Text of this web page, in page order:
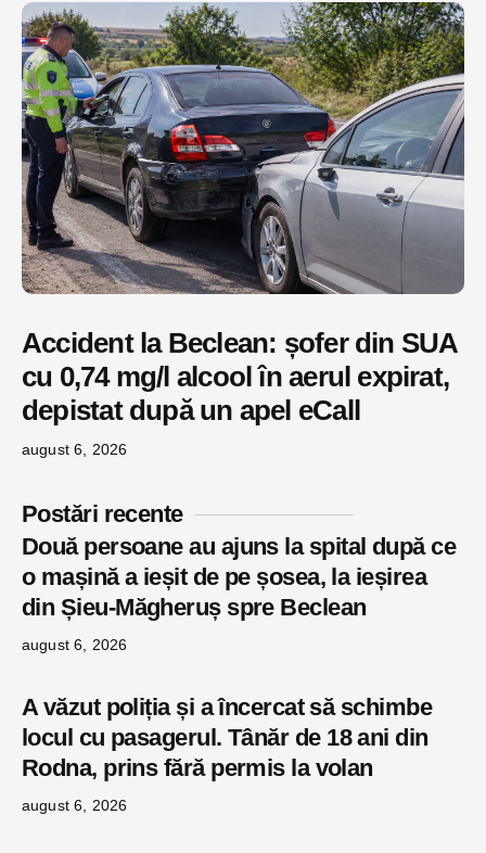
Accident la Beclean: șofer din SUA
cu 0,74 mg/l alcool în aerul expirat,
depistat după un apel eCall
august 6, 2026
Postări recente
Două persoane au ajuns la spital după ce
o mașină a ieșit de pe șosea, la ieșirea
din Șieu-Măgheruș spre Beclean
august 6, 2026
A văzut poliția și a încercat să schimbe
locul cu pasagerul. Tânăr de 18 ani din
Rodna, prins fără permis la volan
august 6, 2026